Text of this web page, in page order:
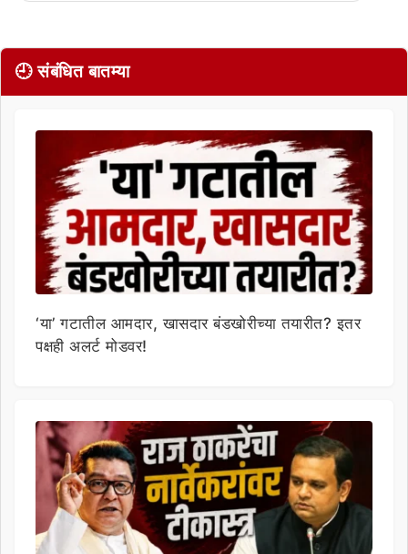
🕘 संबंधित बातम्या
‘या’ गटातील आमदार, खासदार बंडखोरीच्या तयारीत? इतर
पक्षही अलर्ट मोडवर!